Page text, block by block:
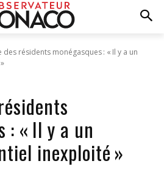
des résidents monégasques : « Il y a un
: « Il y a un
inexploité »